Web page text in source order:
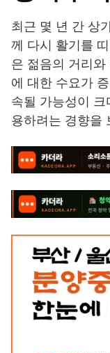
최근 몇 년 간 상
께 다시 활기를
은 젊음의 거리
에 대한 수요가
속될 가능성이
용하려는 경향을